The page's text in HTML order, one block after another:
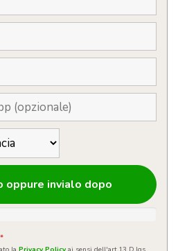
oppure invialo dopo
*